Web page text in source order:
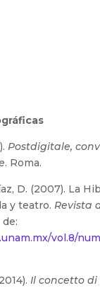
Postdigitale,
. Roma.
D. (2007). La
y teatro. Revista
de:
vol.8/
Il concetto